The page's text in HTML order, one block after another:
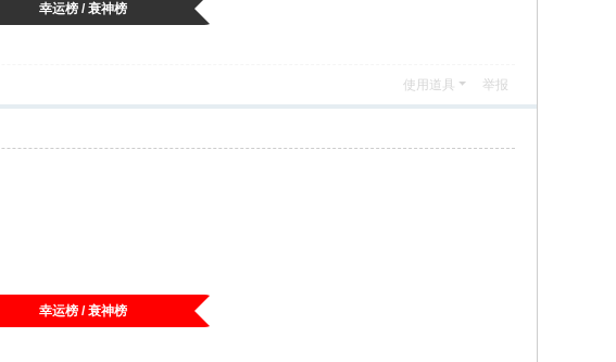
幸运榜 / 衰神榜
使用道具 举报
幸运榜 / 衰神榜